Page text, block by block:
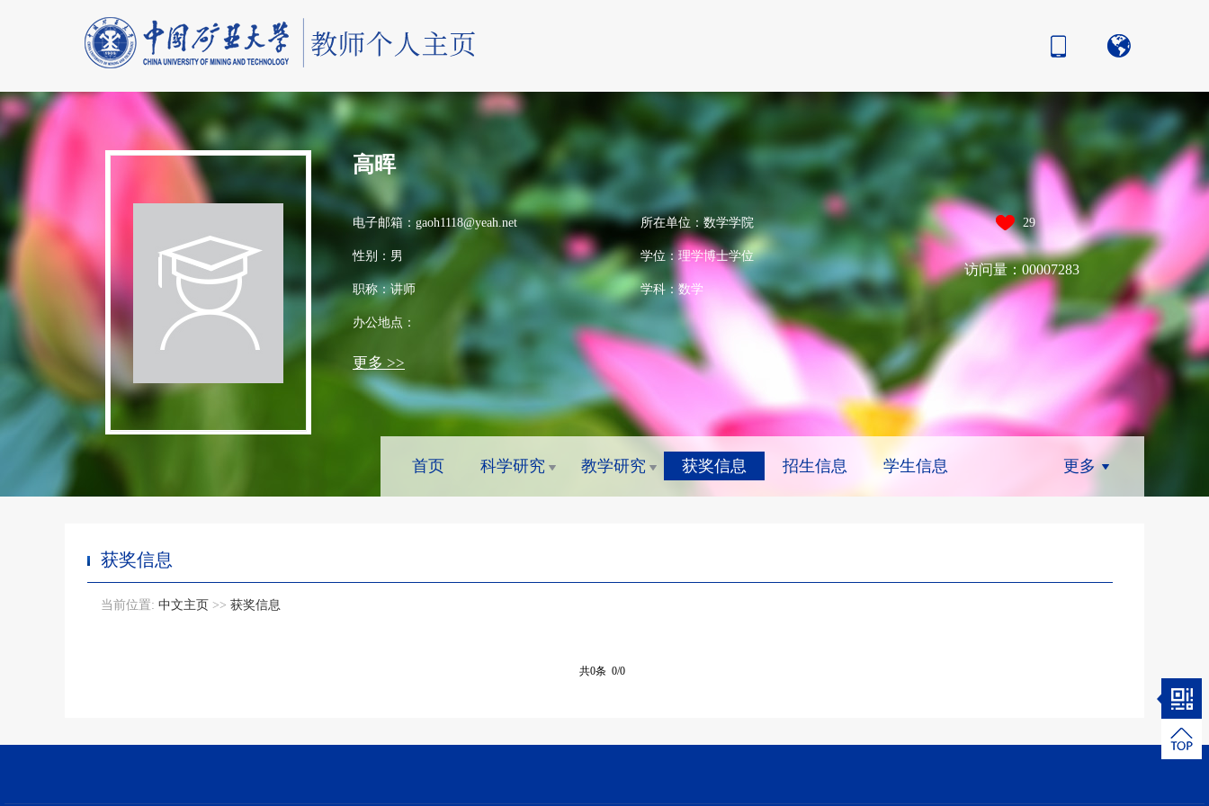
高晖
电子邮箱： gaoh1118@yeah.net 所在单位：数学学院 29
性别：男 学位：理学博士学位
访问量： 00007283
职称：讲师 学科：数学
办公地点：
更多 >>
首页 科学研究 教学研究 获奖信息 招生信息 学生信息 更多
获奖信息
当前位置: 中文主页 >> 获奖信息
共0条 0/0